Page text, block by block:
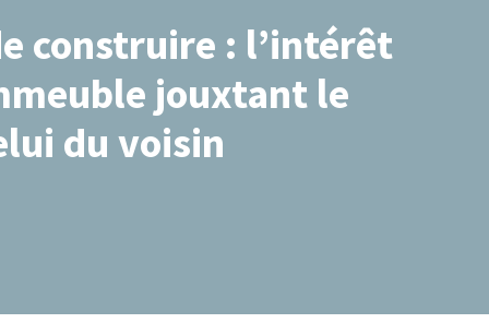
construire : l’intérêt
jouxtant le
du voisin